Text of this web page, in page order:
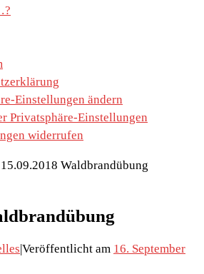
Einstellungen ändern
Privatsphäre-Einstellungen
widerrufen
15.09.2018 Waldbrandübung
|Veröffentlicht am 16. September